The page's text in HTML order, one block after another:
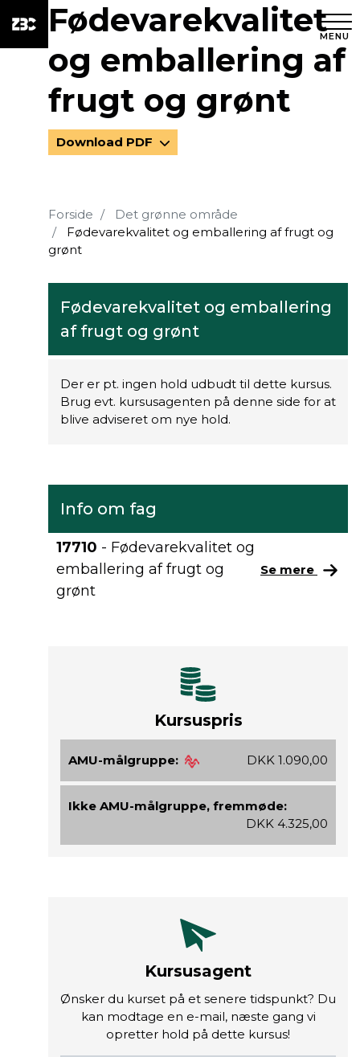
MENU
Fødevarekvalitet
og emballering af
frugt og grønt
Download PDF
Forside
Det grønne område
Fødevarekvalitet og emballering af frugt og
grønt
Fødevarekvalitet og emballering
af frugt og grønt
Der er pt. ingen hold udbudt til dette kursus.
Brug evt. kursusagenten på denne side for at
blive adviseret om nye hold.
Info om fag
17710 - Fødevarekvalitet og
emballering af frugt og
grønt
Se mere
Kursuspris
AMU-målgruppe: DKK 1.090,00
Ikke AMU-målgruppe, fremmøde:
DKK 4.325,00
Kursusagent
Ønsker du kurset på et senere tidspunkt? Du
kan modtage en e-mail, næste gang vi
opretter hold på dette kursus!